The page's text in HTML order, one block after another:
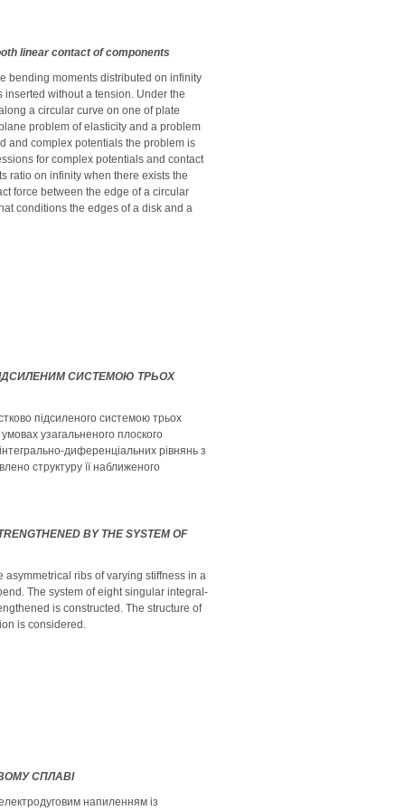
linear contact of components
bending moments distributed on infinity
without a tension. Under the
a circular curve on one of plate
problem of elasticity and a problem
and complex potentials the problem is
for complex potentials and contact
ratio on infinity when there exists the
force between the edge of a circular
conditions the edges of a disk and a
СИСТЕМОЮ ТРЬОХ
підсиленого системою трьох
узагальненого плоского
диференціальних рівнянь з
структуру її наближеного
BY THE SYSTEM OF
ribs of varying stiffness in a
The system of eight singular integral-
is constructed. The structure of
is considered.
СПЛАВІ
напиленням із